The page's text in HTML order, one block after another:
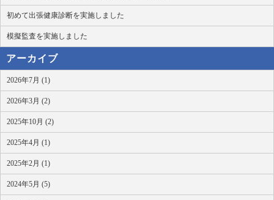
初めて出張健康診断を実施しました
模擬監査を実施しました
アーカイブ
2026年7月 (1)
2026年3月 (2)
2025年10月 (2)
2025年4月 (1)
2025年2月 (1)
2024年5月 (5)